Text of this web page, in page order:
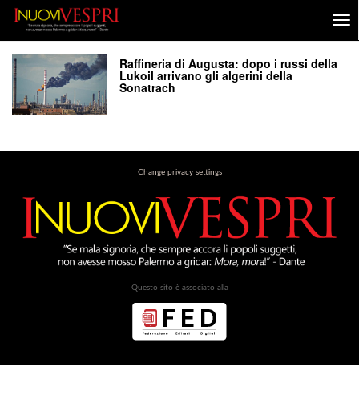
Raffineria di Augusta: dopo i russi della
Lukoil arrivano gli algerini della
Sonatrach
Change privacy settings
Questo sito è associato alla